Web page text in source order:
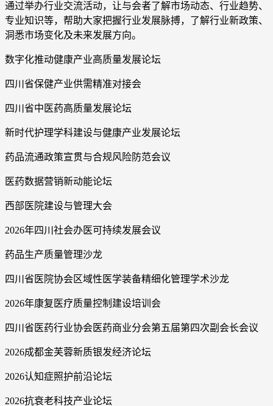
通过举办行业交流活动，让与会者了解市场动态、行业趋势、
专业知识等，帮助大家把握行业发展脉搏，了解行业新政策、
洞悉市场变化及未来发展方向。
数字化推动健康产业高质量发展论坛
四川省保健产业供需精准对接会
四川省中医药高质量发展论坛
新时代护理学科建设与健康产业发展论坛
药品流通政策宣贯与合规风险防范会议
医药数据营销新动能论坛
西部医院建设与管理大会
2026年四川社会办医可持续发展会议
药品生产质量管理沙龙
四川省医院协会区域性医学装备精细化管理学术沙龙
2026年康复医疗质量控制建设培训会
四川省医药行业协会医药商业分会第五届第四次副会长会议
2026成都金芙蓉新质银发经济论坛
2026认知症照护前沿论坛
2026抗衰老科技产业论坛